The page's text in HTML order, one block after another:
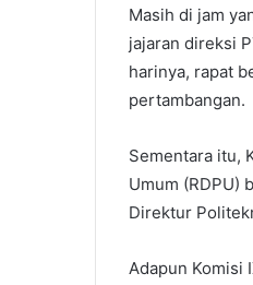
Masih di jam
jajaran direksi
harinya, rapat
pertambangan.
Sementara itu,
Umum (RDPU)
Direktur
Adapun Komisi